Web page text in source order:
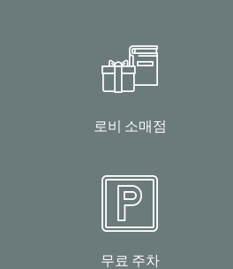
로비 소매점
무료 주차